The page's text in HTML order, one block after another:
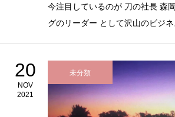
今注目しているのが 刀の社長 森
グのリーダー として沢山のビジ
20
NOV
2021
未分類